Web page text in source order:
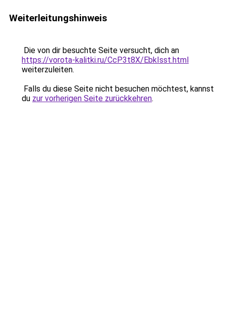
Weiterleitungshinweis
Die von dir besuchte Seite versucht, dich an
https://vorota-kalitki.ru/CcP3t8X/EbkIsst.html
weiterzuleiten.
Falls du diese Seite nicht besuchen möchtest, kannst
du zur vorherigen Seite zurückkehren.